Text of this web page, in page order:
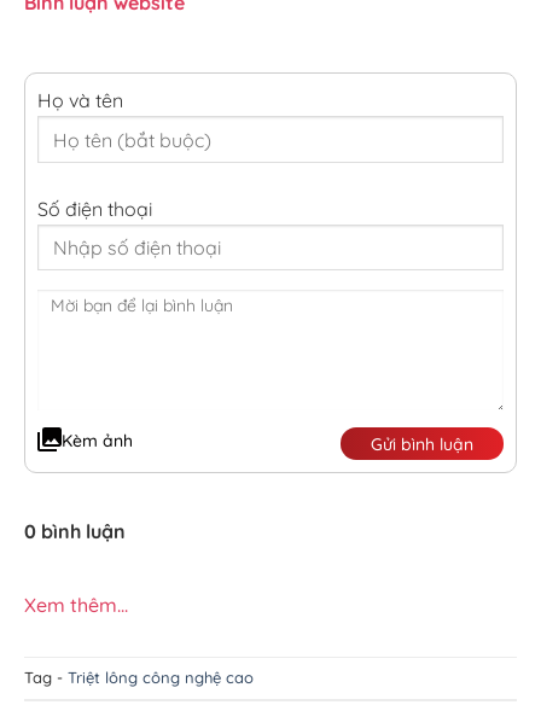
Họ và tên
Số điện thoại
Kèm ảnh Gửi bình luận
0 bình luận
Xem thêm...
Tag - Triệt lông công nghệ cao